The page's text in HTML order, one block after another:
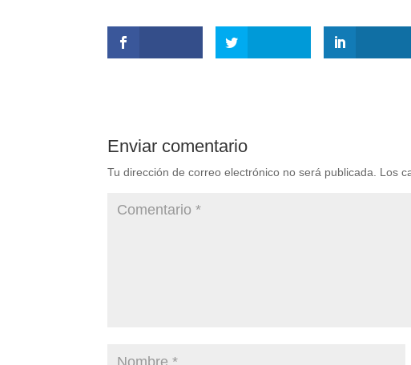
Enviar comentario
Tu dirección de correo electrónico no será publicada. Los